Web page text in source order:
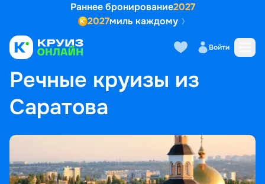
Раннее бронирование2027
2027миль каждому
Войти
ГЛАВНАЯ • ПОПУЛЯРНЫЕ НАПРАВЛЕНИЯ
РЕЧНЫЕ КРУИЗЫ ИЗ САРАТОВА
Речные круизы из
Саратова